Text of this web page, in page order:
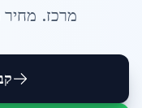
מרכז. מחיר